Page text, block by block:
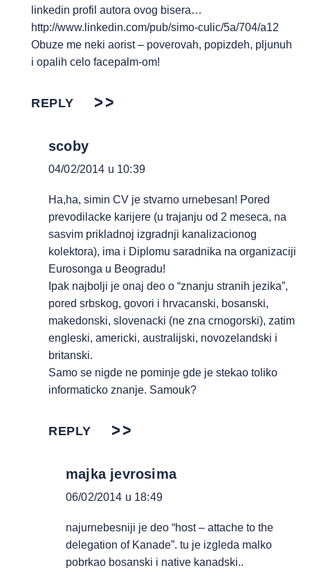
linkedin profil autora ovog bisera…
http://www.linkedin.com/pub/simo-culic/5a/704/a12
Obuze me neki aorist – poverovah, popizdeh, pljunuh
i opalih celo facepalm-om!
REPLY
scoby
04/02/2014 u 10:39
Ha,ha, simin CV je stvarno urnebesan! Pored
prevodilacke karijere (u trajanju od 2 meseca, na
sasvim prikladnoj izgradnji kanalizacionog
kolektora), ima i Diplomu saradnika na organizaciji
Eurosonga u Beogradu!
Ipak najbolji je onaj deo o “znanju stranih jezika”,
pored srbskog, govori i hrvacanski, bosanski,
makedonski, slovenacki (ne zna crnogorski), zatim
engleski, americki, australijski, novozelandski i
britanski.
Samo se nigde ne pominje gde je stekao toliko
informaticko znanje. Samouk?
REPLY
majka jevrosima
06/02/2014 u 18:49
najurnebesniji je deo “host – attache to the
delegation of Kanade”. tu je izgleda malko
pobrkao bosanski i native kanadski..